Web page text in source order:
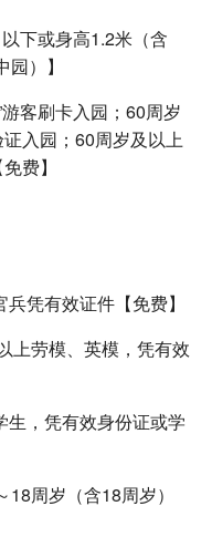
下或身高1.2米（含
）】
客刷卡入园；60周岁
入园；60周岁及以上
费】
凭有效证件【免费】
上劳模、英模，凭有效
，凭有效身份证或学
周岁（含18周岁）